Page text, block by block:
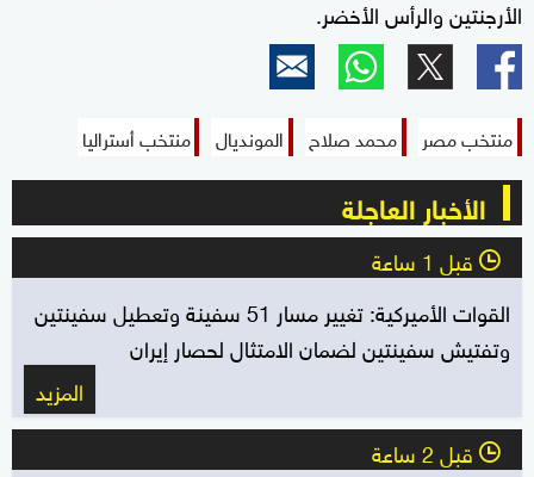
الأرجنتين والرأس الأخضر.
منتخب مصر محمد صلاح المونديال منتخب أستراليا
الأخبار العاجلة
l قبل 1 ساعة
القوات الأميركية: تغيير مسار 51 سفينة وتعطيل سفينتين
وتفتيش سفينتين لضمان الامتثال لحصار إيران
المزيد
l قبل 2 ساعة